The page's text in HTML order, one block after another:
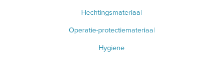
Hechtingsmateriaal
Operatie-protectiemateriaal
Hygiene